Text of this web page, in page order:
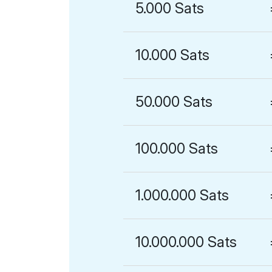
5.000 Sats
10.000 Sats
50.000 Sats
100.000 Sats
1.000.000 Sats
10.000.000 Sats